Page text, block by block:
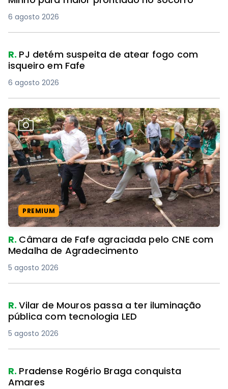
6 agosto 2026
R. PJ detém suspeita de atear fogo com
isqueiro em Fafe
6 agosto 2026
PREMIUM
R. Câmara de Fafe agraciada pelo CNE com
Medalha de Agradecimento
5 agosto 2026
R.Vilar de Mouros passa a ter iluminação
pública com tecnologia LED
5 agosto 2026
R. Pradense Rogério Braga conquista
Amares